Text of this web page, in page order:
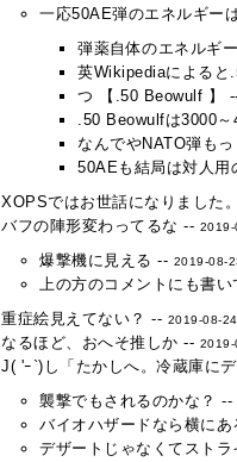
一応50AE弾のエネルギ
弾薬自体のエネルギ
英Wikipediaによると
つ 【.50 Beowulf 】
.50 Beowulfは3000
なんでやNATO弾も
50AEも結局は対人用
XOPSではお世話になりました
バフの陣形変わってるな -- 2019-
爆撃機に見える -- 2019-08-
上の方のコメントにも書
重症絵見えてない？ -- 2019-08-
なるほど、おへそ推しか --
J( 'ｰ`)し「たかしへ。冷蔵庫に
襲撃でもされるのかな？ --
バイオハザードなら横に
デザートじゃなくてスト